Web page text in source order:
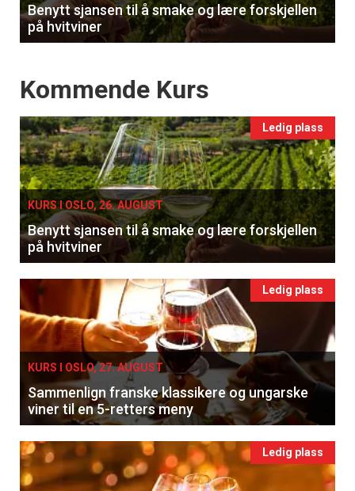
Benytt sjansen til å smake og lære forskjellen
på hvitviner
Events
Kommende Kurs
Ledig plass
KURS I OSLO, 26. AUGUST
Benytt sjansen til å smake og lære forskjellen
på hvitviner
Ledig plass
KURS I OSLO, 27. AUGUST
Sammenlign franske klassikere og ungarske
viner til en 5-retters meny
Ledig plass